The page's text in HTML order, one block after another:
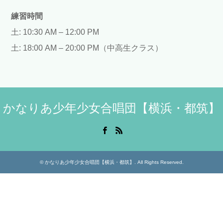
練習時間
土: 10:30 AM – 12:00 PM
土: 18:00 AM – 20:00 PM（中高生クラス）
かなりあ少年少女合唱団【横浜・都筑】
©かなりあ少年少女合唱団【横浜・都筑】 . All Rights Reserved.